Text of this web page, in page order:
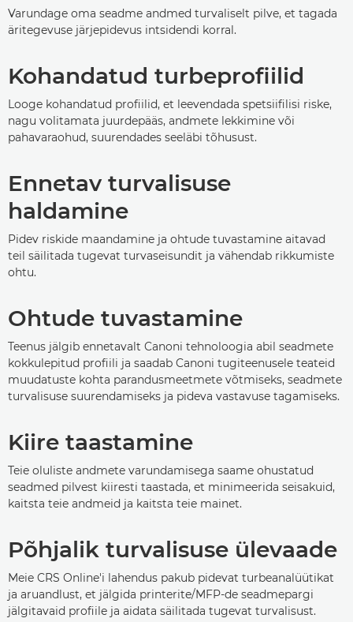
Varundage oma seadme andmed turvaliselt pilve, et tagada
äritegevuse järjepidevus intsidendi korral.
Kohandatud turbeprofiilid
Looge kohandatud profiilid, et leevendada spetsiifilisi riske,
nagu volitamata juurdepääs, andmete lekkimine või
pahavaraohud, suurendades seeläbi tõhusust.
Ennetav turvalisuse
haldamine
Pidev riskide maandamine ja ohtude tuvastamine aitavad
teil säilitada tugevat turvaseisundit ja vähendab rikkumiste
ohtu.
Ohtude tuvastamine
Teenus jälgib ennetavalt Canoni tehnoloogia abil seadmete
kokkulepitud profiili ja saadab Canoni tugiteenusele teateid
muudatuste kohta parandusmeetmete võtmiseks, seadmete
turvalisuse suurendamiseks ja pideva vastavuse tagamiseks.
Kiire taastamine
Teie oluliste andmete varundamisega saame ohustatud
seadmed pilvest kiiresti taastada, et minimeerida seisakuid,
kaitsta teie andmeid ja kaitsta teie mainet.
Põhjalik turvalisuse ülevaade
Meie CRS Online'i lahendus pakub pidevat turbeanalüütikat
ja aruandlust, et jälgida printerite/MFP-de seadmepargi
jälgitavaid profiile ja aidata säilitada tugevat turvalisust.